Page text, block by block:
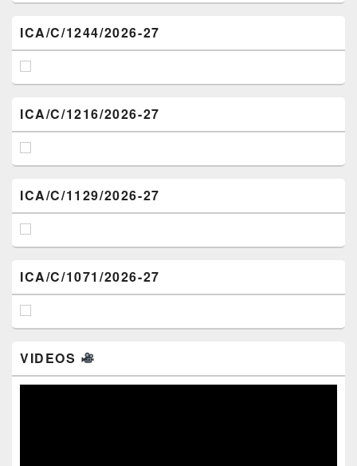
ICA/C/1244/2026-27
ICA/C/1216/2026-27
ICA/C/1129/2026-27
ICA/C/1071/2026-27
VIDEOS